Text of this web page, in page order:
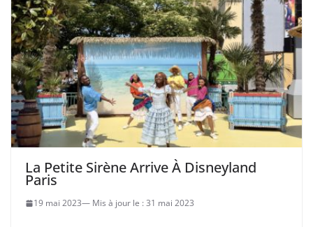
La Petite Sirène Arrive À Disneyland
Paris
19 mai 2023 31 mai 2023